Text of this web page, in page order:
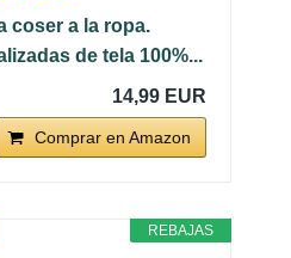
coser a la ropa.
de tela 100%...
14,99 EUR
Comprar en Amazon
REBAJAS